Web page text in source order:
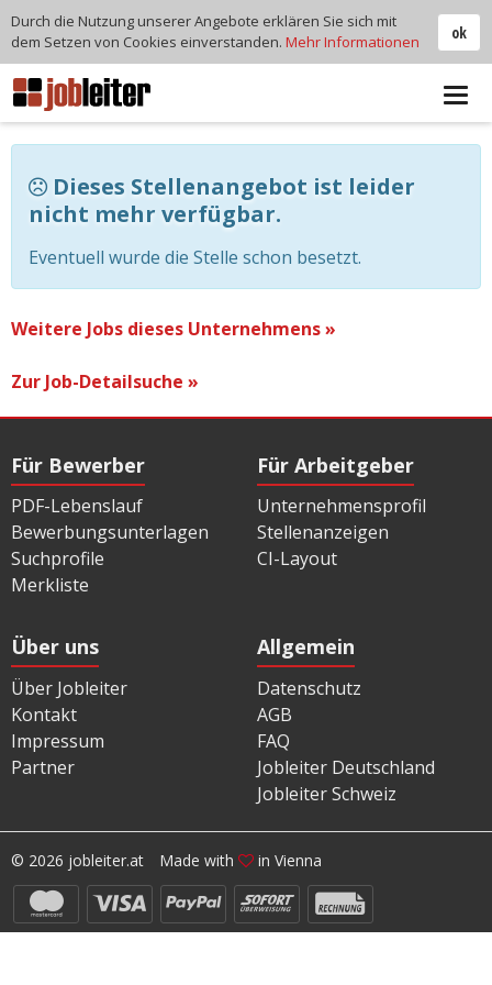
Dieses Stellenangebot ist leider
nicht mehr verfügbar.
Eventuell wurde die Stelle schon besetzt.
Weitere Jobs dieses Unternehmens »
Zur Job-Detailsuche »
Für Bewerber
PDF-Lebenslauf
Bewerbungsunterlagen
Suchprofile
Merkliste
Für Arbeitgeber
Unternehmensprofil
Stellenanzeigen
CI-Layout
Über uns
Über Jobleiter
Kontakt
Impressum
Partner
Allgemein
Datenschutz
AGB
FAQ
Jobleiter Deutschland
Jobleiter Schweiz
© 2026 jobleiter.at Made with in Vienna
ok
Durch die Nutzung unserer Angebote erklären Sie sich mit
dem Setzen von Cookies einverstanden. Mehr Informationen